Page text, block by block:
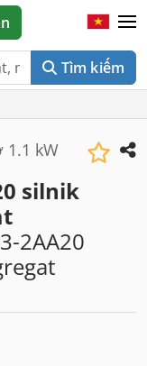
Tìm kiếm
1.1 kW
silnik
2AA20